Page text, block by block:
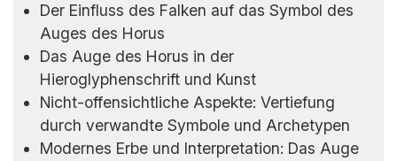
Der Einfluss des Falken auf das Symbol des
Auges des Horus
Das Auge des Horus in der
Hieroglyphenschrift und Kunst
Nicht-offensichtliche Aspekte: Vertiefung
durch verwandte Symbole und Archetypen
Modernes Erbe und Interpretation: Das Auge